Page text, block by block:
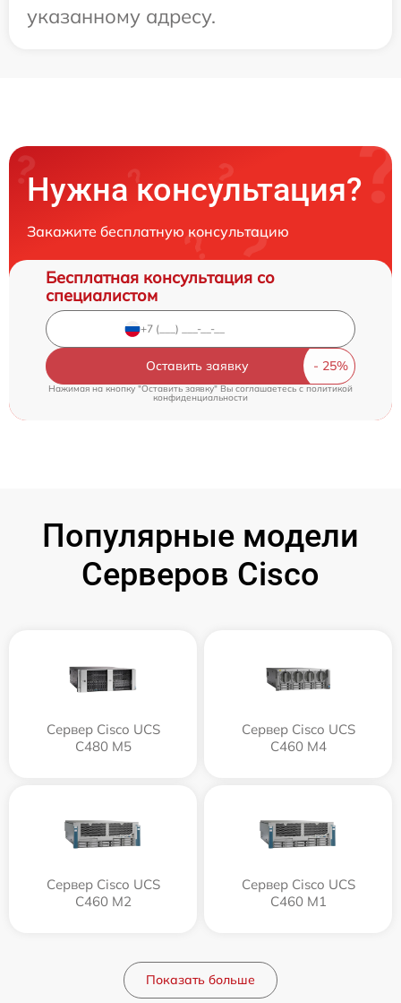
указанному адресу.
Нужна консультация?
Закажите бесплатную консультацию
Бесплатная консультация со
специалистом
Оставить заявку
Нажимая на кнопку "Оставить заявку" Вы соглашаетесь cполитикой
конфиденциальности
Популярные модели
Серверов Cisco
Сервер Cisco UCS
C480 M5
Сервер Cisco UCS
C460 M4
Сервер Cisco UCS
C460 M2
Сервер Cisco UCS
C460 M1
Показать больше